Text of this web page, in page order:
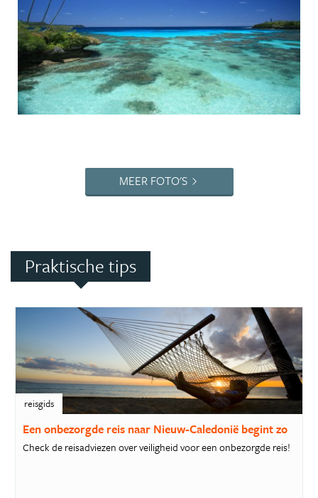
MEER FOTO'S
Praktische tips
reisgids
Een onbezorgde reis naar Nieuw-Caledonië begint zo
Check de reisadviezen over veiligheid voor een onbezorgde reis!